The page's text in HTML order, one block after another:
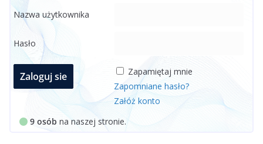
Nazwa użytkownika
Hasło
Zapamiętaj mnie
Zapomniane hasło?
Załóż konto
9 osób na naszej stronie.